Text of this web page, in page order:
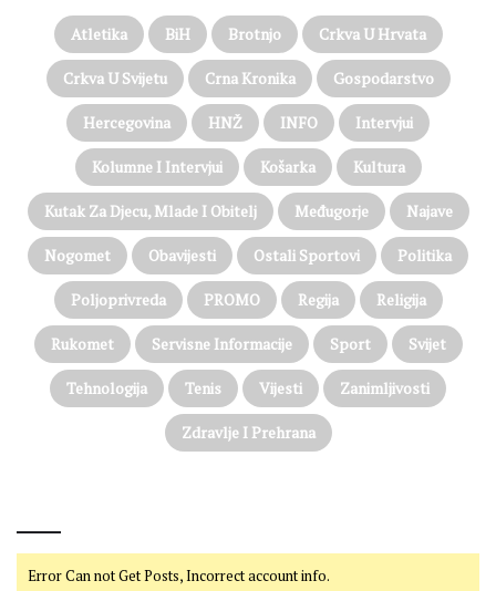
Atletika BiH Brotnjo Crkva U Hrvata
Crkva U Svijetu Crna Kronika Gospodarstvo
Hercegovina HNŽ INFO Intervjui
Kolumne I Intervjui Košarka Kultura
Kutak Za Djecu, Mlade I Obitelj Međugorje Najave
Nogomet Obavijesti Ostali Sportovi Politika
Poljoprivreda PROMO Regija Religija
Rukomet Servisne Informacije Sport Svijet
Tehnologija Tenis Vijesti Zanimljivosti
Zdravlje I Prehrana
Error Can not Get Posts, Incorrect account info.